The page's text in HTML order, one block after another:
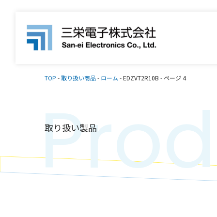
TOP -取り扱い商品- ローム -EDZVT2R10B - ページ 4
取り扱い製品